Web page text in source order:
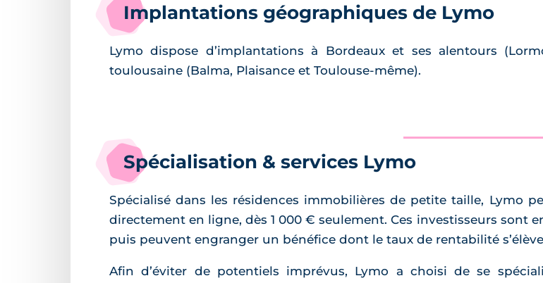
Implantations géographiques de Lymo
Lymo dispose d’implantations à Bordeaux et ses alentours
toulousaine (Balma, Plaisance et Toulouse-même).
Spécialisation & services Lymo
Spécialisé dans les résidences immobilières de petite taille, Lymo
directement en ligne, dès 1 000 € seulement. Ces investisseurs sont
puis peuvent engranger un bénéfice dont le taux de rentabilité s’élève
Afin d’éviter de potentiels imprévus, Lymo a choisi de se